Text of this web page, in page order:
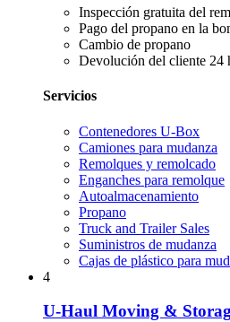
Inspección gratuita del
Pago del propano en la
Cambio de propano
Devolución del cliente 24
Servicios
Contenedores U-Box
Camiones para mudanza
Remolques y remolcado
Enganches para remolque
Autoalmacenamiento
Propano
Truck and Trailer Sales
Suministros de mudanza
Cajas de plástico para
4
U-Haul Moving &